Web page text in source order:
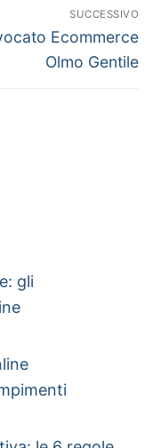
SUCCESSIVO
Ecommerce
Olmo Gentile
gli